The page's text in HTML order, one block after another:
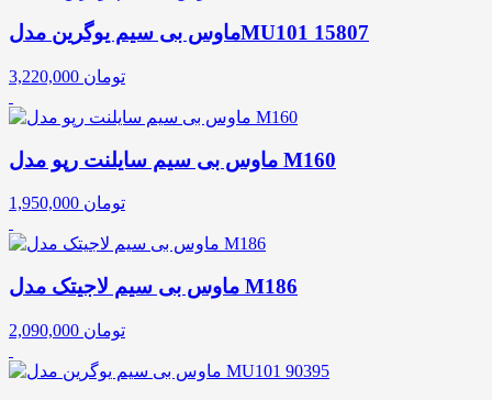
ماوس بی سیم یوگرین مدلMU101 15807
3,220,000 تومان
ماوس بی سیم سایلنت رپو مدل M160
1,950,000 تومان
ماوس بی سیم لاجیتک مدل M186
2,090,000 تومان